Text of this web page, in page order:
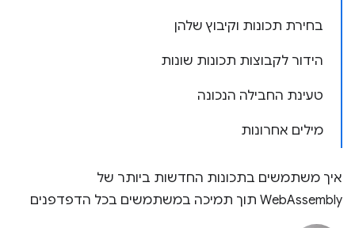
בחירת תכונות וקיבוץ שלהן
הידור לקבוצות תכונות שונות
טעינת החבילה הנכונה
מילים אחרונות
איך משתמשים בתכונות החדשות ביותר של
WebAssembly תוך תמיכה במשתמשים בכל הדפדפנים